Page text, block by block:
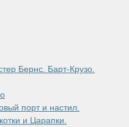
Бернс. Барт-Крузо.
порт и настил.
и Царапки.